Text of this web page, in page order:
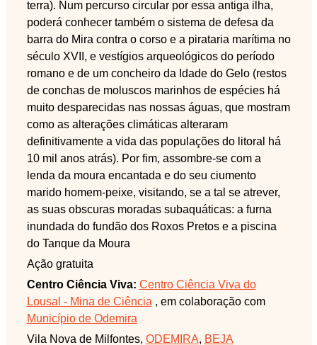
terra). Num percurso circular por essa antiga ilha,
poderá conhecer também o sistema de defesa da
barra do Mira contra o corso e a pirataria marítima no
século XVII, e vestígios arqueológicos do período
romano e de um concheiro da Idade do Gelo (restos
de conchas de moluscos marinhos de espécies há
muito desparecidas nas nossas águas, que mostram
como as alterações climáticas alteraram
definitivamente a vida das populações do litoral há
10 mil anos atrás). Por fim, assombre-se com a
lenda da moura encantada e do seu ciumento
marido homem-peixe, visitando, se a tal se atrever,
as suas obscuras moradas subaquáticas: a furna
inundada do fundão dos Roxos Pretos e a piscina
do Tanque da Moura
Ação gratuita
Centro Ciência Viva: Centro Ciência Viva do
Lousal - Mina de Ciência , em colaboração com
Município de Odemira
Vila Nova de Milfontes, ODEMIRA, BEJA